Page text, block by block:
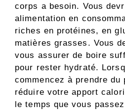
corps a besoin. Vous
alimentation en
riches en protéines, en
matières grasses. Vous
vous assurer de boire
pour rester hydraté.
commencez à prendre
réduire votre apport
le temps que vous